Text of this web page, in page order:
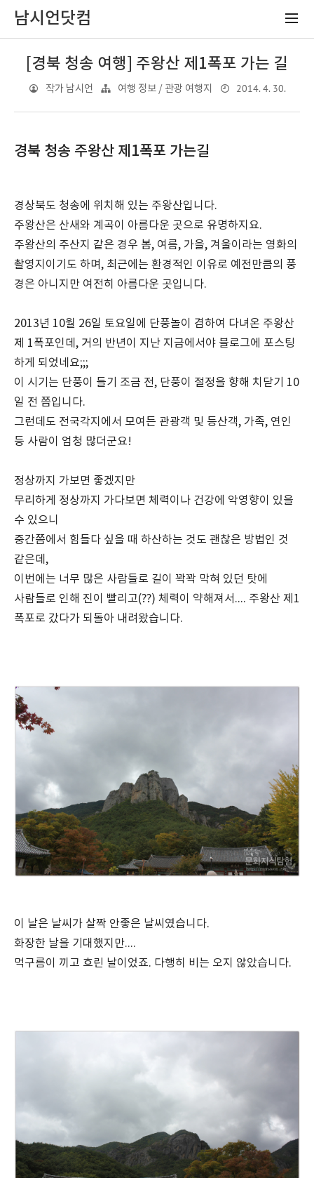
남시언닷컴
[경북 청송 여행] 주왕산 제1폭포 가는 길
작가 남시언 여행 정보 / 관광 여행지 2014. 4. 30.
경북 청송 주왕산 제1폭포 가는길
경상북도 청송에 위치해 있는 주왕산입니다.
주왕산은 산새와 계곡이 아름다운 곳으로 유명하지요.
주왕산의 주산지 같은 경우 봄, 여름, 가을, 겨울이라는 영화의
촬영지이기도 하며, 최근에는 환경적인 이유로 예전만큼의 풍
경은 아니지만 여전히 아름다운 곳입니다.
2013년 10월 26일 토요일에 단풍놀이 겸하여 다녀온 주왕산
제 1폭포인데, 거의 반년이 지난 지금에서야 블로그에 포스팅
하게 되었네요;;;
이 시기는 단풍이 들기 조금 전, 단풍이 절정을 향해 치닫기 10
일 전 쯤입니다.
그런데도 전국각지에서 모여든 관광객 및 등산객, 가족, 연인
등 사람이 엄청 많더군요!
정상까지 가보면 좋겠지만
무리하게 정상까지 가다보면 체력이나 건강에 악영향이 있을
수 있으니
중간쯤에서 힘들다 싶을 때 하산하는 것도 괜찮은 방법인 것
같은데,
이번에는 너무 많은 사람들로 길이 꽉꽉 막혀 있던 탓에
사람들로 인해 진이 빨리고(??) 체력이 약해져서.... 주왕산 제1
폭포로 갔다가 되돌아 내려왔습니다.
이 날은 날씨가 살짝 안좋은 날씨였습니다.
화장한 날을 기대했지만....
먹구름이 끼고 흐린 날이었죠. 다행히 비는 오지 않았습니다.